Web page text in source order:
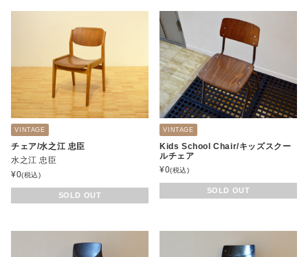
VINTAGE
チェア/水之江 忠臣
水之江 忠臣
¥0(税込)
SOLD OUT
VINTAGE
Kids School Chair/キッズスクー
ルチェア
¥0(税込)
SOLD OUT